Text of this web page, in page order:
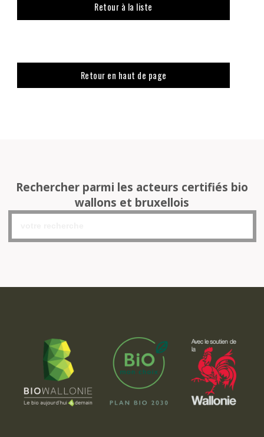
Retour à la liste
Retour en haut de page
Rechercher parmi les acteurs certifiés bio
wallons et bruxellois